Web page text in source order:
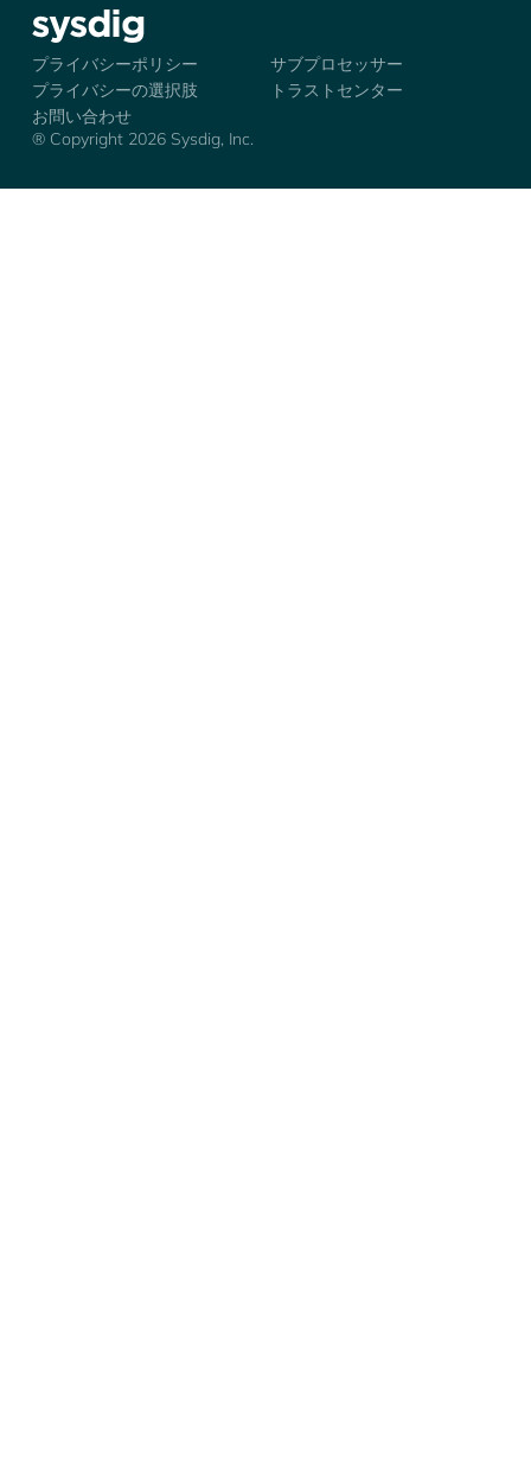
シズディグ-ロゴ
® Copyright 2026 Sysdig, Inc.
プライバシーポリシー
サブプロセッサー
プライバシーの選択肢
トラストセンター
お問い合わせ